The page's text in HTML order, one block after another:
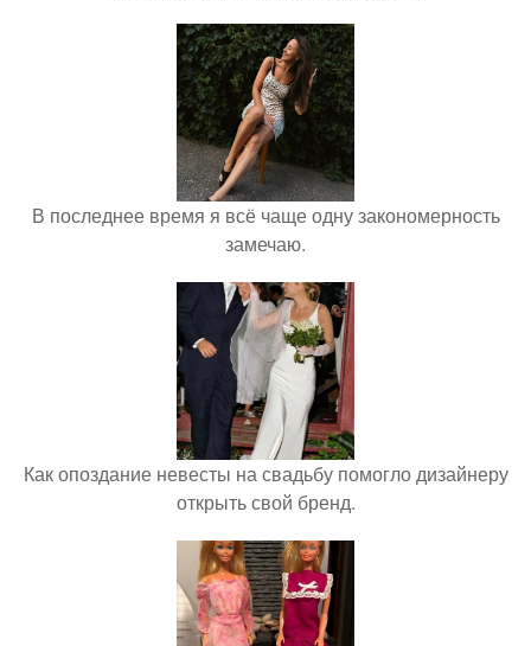
В последнее время я всё чаще одну закономерность
замечаю.
Как опоздание невесты на свадьбу помогло дизайнеру
открыть свой бренд.